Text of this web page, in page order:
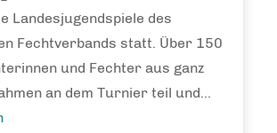
Landesjugendspiele des
Fechtverbands statt. Über 150
und Fechter aus ganz
an dem Turnier teil und...